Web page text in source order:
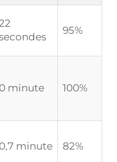
95%
0 minute 100%
0,7 minute 82%